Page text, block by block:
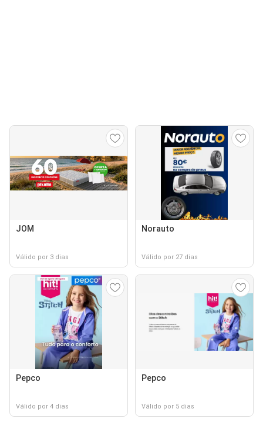
JOM
Válido por 3 dias
Norauto
Válido por 27 dias
Pepco
Válido por 4 dias
Pepco
Válido por 5 dias